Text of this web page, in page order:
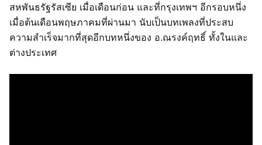
สหพันธรัฐรัสเซีย เมื่อเดือนก่อน และที่กรุงเทพฯ อีกรอบหนึ่ง
เมื่อต้นเดือนพฤษภาคมที่ผ่านมา นับเป็นบทเพลงที่ประสบ
ความสำเร็จมากที่สุดอีกบทหนึ่งของ อ.ณรงค์ฤทธิ์ ทั้งในและ
ต่างประเทศ